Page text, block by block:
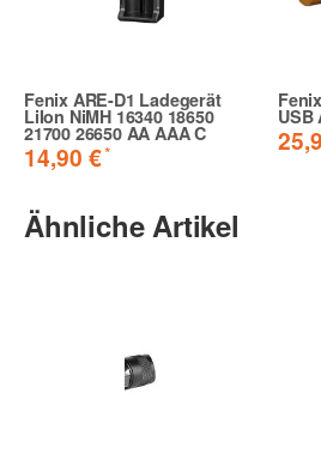
Fenix ARE-D1 Ladegerät
LiIon NiMH 16340 18650
21700 26650 AA AAA C
14,90 €*
USB
Ähnliche Artikel